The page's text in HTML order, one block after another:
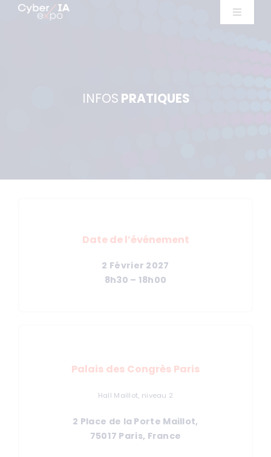
Skip
Toggle
INFOS PRATIQUES
Date de l’événement
2 Février 2027
8h30 – 18h00
Palais des Congrès Paris
Hall Maillot, niveau 2
2 Place de la Porte Maillot,
75017 Paris, France